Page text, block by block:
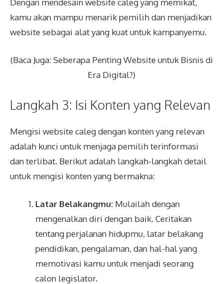
Dengan mendesain website caleg yang memikat,
kamu akan mampu menarik pemilih dan menjadikan
website sebagai alat yang kuat untuk kampanyemu.
(Baca Juga:Seberapa Penting Website untuk Bisnis di
Era Digital?)
Langkah 3: Isi Konten yang Relevan
Mengisi website caleg dengan konten yang relevan
adalah kunci untuk menjaga pemilih terinformasi
dan terlibat. Berikut adalah langkah-langkah detail
untuk mengisi konten yang bermakna:
Latar Belakangmu: Mulailah dengan
mengenalkan diri dengan baik. Ceritakan
tentang perjalanan hidupmu, latar belakang
pendidikan, pengalaman, dan hal-hal yang
memotivasi kamu untuk menjadi seorang
calon legislator.